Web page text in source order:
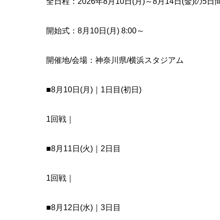
開始式：8月10日(月) 8:00～
開催地/会場：神奈川県/横浜スタジアム
■8月10日(月)｜1日目(初日)
1回戦｜
■8月11日(火)｜2日目
1回戦｜
■8月12日(水)｜3日目